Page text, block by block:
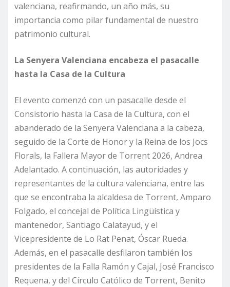
valenciana, reafirmando, un año más, su
importancia como pilar fundamental de nuestro
patrimonio cultural.
La Senyera Valenciana encabeza el pasacalle
hasta la Casa de la Cultura
El evento comenzó con un pasacalle desde el
Consistorio hasta la Casa de la Cultura, con el
abanderado de la Senyera Valenciana a la cabeza,
seguido de la Corte de Honor y la Reina de los Jocs
Florals, la Fallera Mayor de Torrent 2026, Andrea
Adelantado. A continuación, las autoridades y
representantes de la cultura valenciana, entre las
que se encontraba la alcaldesa de Torrent, Amparo
Folgado, el concejal de Política Lingüística y
mantenedor, Santiago Calatayud, y el
Vicepresidente de Lo Rat Penat, Óscar Rueda.
Además, en el pasacalle desfilaron también los
presidentes de la Falla Ramón y Cajal, José Francisco
Requena, y del Círculo Católico de Torrent, Benito